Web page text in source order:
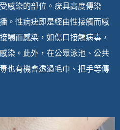
感染的部位。疣具高度傳染
。性病疣即是經由性接觸而感
觸而感染，如傷口接觸病毒，
染。此外，在公眾泳池、公共
也有機會透過毛巾、把手等傳